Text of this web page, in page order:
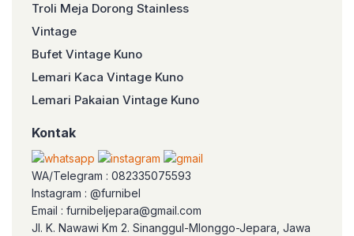
Troli Meja Dorong Stainless
Vintage
Bufet Vintage Kuno
Lemari Kaca Vintage Kuno
Lemari Pakaian Vintage Kuno
Kontak
WA/Telegram : 082335075593
Instagram : @furnibel
Email : furnibeljepara@gmail.com
Jl. K. Nawawi Km 2. Sinanggul-Mlonggo-Jepara, Jawa